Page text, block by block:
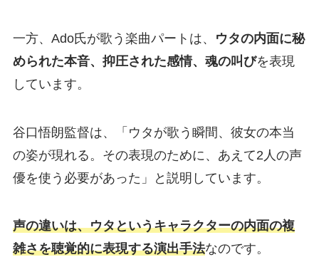
一方、Ado氏が歌う楽曲パートは、
ウタの内面に秘
められた本音、抑圧された感情、魂の叫びを表現
しています。
谷口悟朗監督は、「ウタが歌う瞬間、彼女の本当
の姿が現れる。その表現のために、あえて2人の声
優を使う必要があった」と説明しています。
声の違いは、ウタというキャラクターの内面の複
雑さを聴覚的に表現する演出手法なのです。